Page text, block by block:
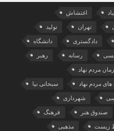
اغتشاش
تهران تولید
دادگستری دانشگاه
رسانه رهبر
مردم نهاد
مردم نهاد سبحانی نیا
شهرداری
صندوق هنر فرهنگ
زیست مذهبی